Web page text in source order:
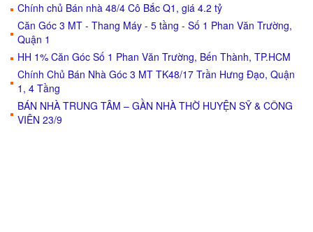
Chính chủ Bán nhà 48/4 Cô Bắc Q1, giá 4.2 tỷ
Căn Góc 3 MT - Thang Máy - 5 tầng - Số 1 Phan Văn Trường,
Quận 1
HH 1% Căn Góc Số 1 Phan Văn Trường, Bến Thành, TP.HCM
Chính Chủ Bán Nhà Góc 3 MT TK48/17 Trần Hưng Đạo, Quận
1, 4 Tầng
BÁN NHÀ TRUNG TÂM – GẦN NHÀ THỜ HUYỆN SỸ & CÔNG
VIÊN 23/9